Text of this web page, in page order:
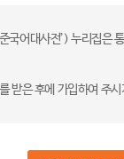
국어대사전’) 누리집
받은 후에 가입하여 주